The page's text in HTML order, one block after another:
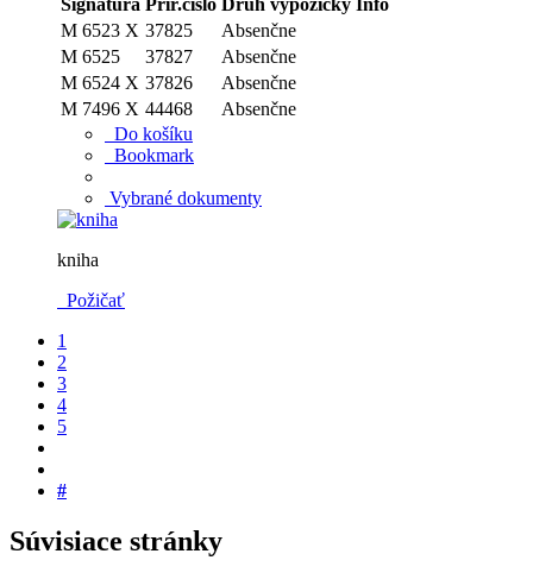
Signatúra Prír.číslo Druh výpožičky Info
M 6523 X 37825
Absenčne
M 6525
37827
Absenčne
M 6524 X 37826
Absenčne
M 7496 X 44468
Absenčne
Do košíku
Bookmark
Vybrané dokumenty
kniha
Požičať
1
2
3
4
5
#
Súvisiace stránky